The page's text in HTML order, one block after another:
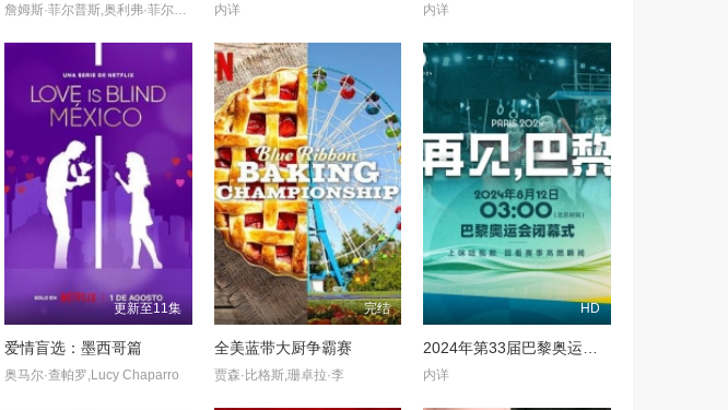
詹姆斯·菲尔普斯,奥利弗·菲尔普斯,麦茜·威廉姆斯 内详 内详
更新至11集
爱情盲选：墨西哥篇
奥马尔·查帕罗,Lucy Chaparro
完结
全美蓝带大厨争霸赛
贾森·比格斯,珊卓拉·李
HD
内详